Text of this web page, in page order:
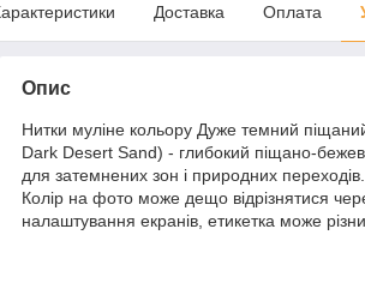
Доставка Оплата
Опис
Нитки муліне кольору Дуже темний
Dark Desert Sand) - глибокий піщано-
для затемнених зон і природних
Колір на фото може дещо відрізнятися
налаштування екранів, етикетка може